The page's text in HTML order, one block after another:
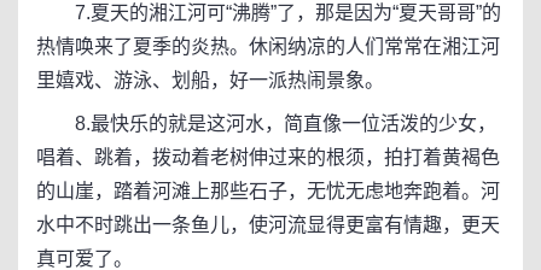
7.夏天的湘江河可“沸腾”了，那是因为“夏天哥哥”的
热情唤来了夏季的炎热。休闲纳凉的人们常常在湘江河
里嬉戏、游泳、划船，好一派热闹景象。
8.最快乐的就是这河水，简直像一位活泼的少女，
唱着、跳着，拨动着老树伸过来的根须，拍打着黄褐色
的山崖，踏着河滩上那些石子，无忧无虑地奔跑着。河
水中不时跳出一条鱼儿，使河流显得更富有情趣，更天
真可爱了。